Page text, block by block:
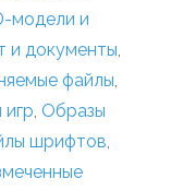
модели и
и документы,
файлы,
, Образы
шрифтов,